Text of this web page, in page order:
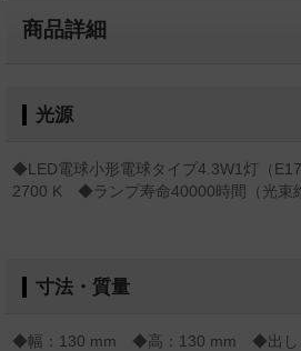
商品詳細
光源
◆LED電球小形電球タイプ4.3W1灯（
2700 K ◆ランプ寿命40000時間（光束
寸法・質量
◆幅：130 mm ◆高：130 mm ◆出し